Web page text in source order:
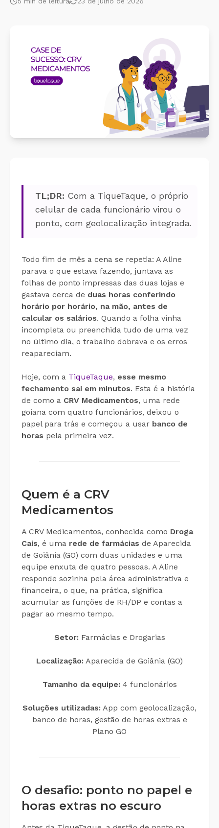
Conheça nosso produto de
forma gratuita!
TL;DR: Com a TiqueTaque, o próprio
celular de cada funcionário virou o
ponto, com geolocalização integrada.
Todo fim de mês a cena se repetia: A Aline
parava o que estava fazendo, juntava as
folhas de ponto impressas das duas lojas e
gastava cerca de duas horas conferindo
horário por horário, na mão, antes de
calcular os salários. Quando a folha vinha
incompleta ou preenchida tudo de uma vez
no último dia, o trabalho dobrava e os erros
reapareciam.
Hoje, com a TiqueTaque, esse mesmo
fechamento sai em minutos. Esta é a história
de como a CRV Medicamentos, uma rede
goiana com quatro funcionários, deixou o
papel para trás e começou a usar banco de
horas pela primeira vez.
Quem é a CRV
Medicamentos
A CRV Medicamentos, conhecida como Droga
Cais, é uma rede de farmácias de Aparecida
de Goiânia (GO) com duas unidades e uma
equipe enxuta de quatro pessoas. A Aline
responde sozinha pela área administrativa e
financeira, o que, na prática, significa
acumular as funções de RH/DP e contas a
pagar ao mesmo tempo.
Setor:Farmácias e Drogarias
Localização: Aparecida de Goiânia (GO)
Tamanho da equipe:4 funcionários
Soluções utilizadas: App com geolocalização,
banco de horas, gestão de horas extras e
Plano GO
O desafio: ponto no papel e
horas extras no escuro